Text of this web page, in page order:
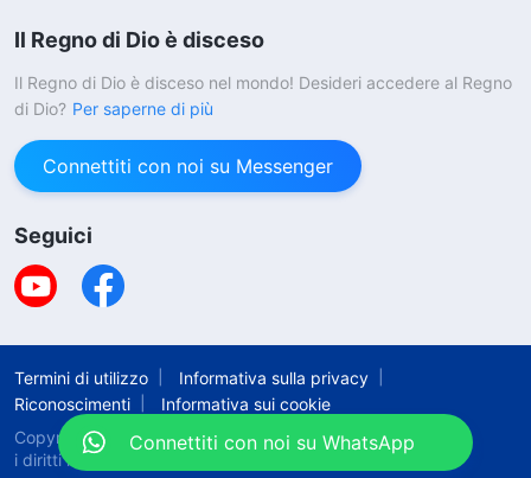
Il Regno di Dio è disceso
Il Regno di Dio è disceso nel mondo! Desideri accedere al Regno
di Dio? Per saperne di più
Connettiti con noi su Messenger
Seguici
Termini di utilizzo
Informativa sulla privacy
Riconoscimenti
Informativa sui cookie
Copyright © 2026La Chiesa di Dio Onnipotente.Tutti
i diritti riservati.
La preghiera è il nostro respiro e la Parola di
Dio è la nostra vita. Vuoi pregare e leggere
la Parola di Dio con noi?